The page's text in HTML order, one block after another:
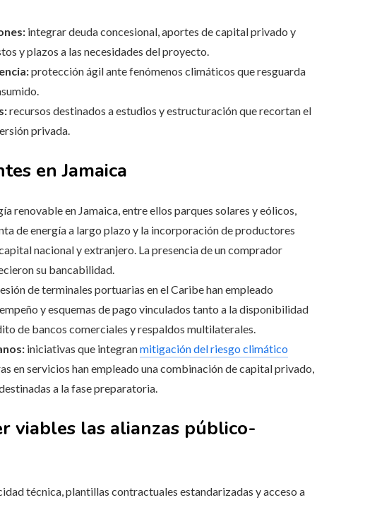
integrar deuda concesional, aportes de capital privado y
y plazos a las necesidades del proyecto.
protección ágil ante fenómenos climáticos que resguarda
recursos destinados a estudios y estructuración que recortan el
privada.
en Jamaica
renovable en Jamaica, entre ellos parques solares y eólicos,
de energía a largo plazo y la incorporación de productores
nacional y extranjero. La presencia de un comprador
su bancabilidad.
de terminales portuarias en el Caribe han empleado
y esquemas de pago vinculados tanto a la disponibilidad
de bancos comerciales y respaldos multilaterales.
iniciativas que integranmitigación del riesgo climático
en servicios han empleado una combinación de capital privado,
a la fase preparatoria.
viables las alianzas público-
técnica, plantillas contractuales estandarizadas y acceso a